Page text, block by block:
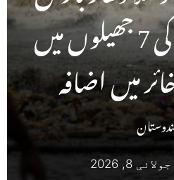
کے بعد ممبئی کی 7 جھیلوں میں
میں اضافہ
جولائی 8, 2026